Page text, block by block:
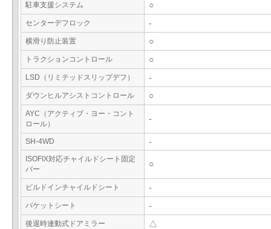
駐車支援システム ○
センターデフロック -
横滑り防止装置 ○
トラクションコントロール ○
LSD（リミテッドスリップデフ） -
ダウンヒルアシストコントロール ○
AYC（アクティブ・ヨー・コント
ロール）
-
SH-4WD -
ISOFIX対応チャイルドシート固定
バー
○
ビルドインチャイルドシート -
バケットシート -
後退時連動式ドアミラー △